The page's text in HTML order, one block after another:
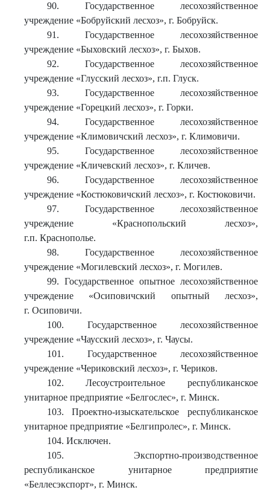
90. Государственное лесохозяйственное
учреждение «Бобруйский лесхоз», г. Бобруйск.
91. Государственное лесохозяйственное
учреждение «Быховский лесхоз», г. Быхов.
92. Государственное лесохозяйственное
учреждение «Глусский лесхоз», г.п. Глуск.
93. Государственное лесохозяйственное
учреждение «Горецкий лесхоз», г. Горки.
94. Государственное лесохозяйственное
учреждение «Климовичский лесхоз», г. Климовичи.
95. Государственное лесохозяйственное
учреждение «Кличевский лесхоз», г. Кличев.
96. Государственное лесохозяйственное
учреждение «Костюковичский лесхоз», г. Костюковичи.
97. Государственное лесохозяйственное
учреждение «Краснопольский лесхоз»,
г.п. Краснополье.
98. Государственное лесохозяйственное
учреждение «Могилевский лесхоз», г. Могилев.
99. Государственное опытное лесохозяйственное
учреждение «Осиповичский опытный лесхоз»,
г. Осиповичи.
100. Государственное лесохозяйственное
учреждение «Чаусский лесхоз», г. Чаусы.
101. Государственное лесохозяйственное
учреждение «Чериковский лесхоз», г. Чериков.
102. Лесоустроительное республиканское
унитарное предприятие «Белгослес», г. Минск.
103. Проектно-изыскательское республиканское
унитарное предприятие «Белгипролес», г. Минск.
104. Исключен.
105. Экспортно-производственное
республиканское унитарное предприятие
«Беллесэкспорт», г. Минск.